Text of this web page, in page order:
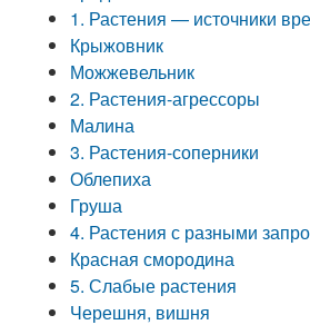
1. Растения — источники
Крыжовник
Можжевельник
2. Растения-агрессоры
Малина
3. Растения-соперники
Облепиха
Груша
4. Растения с разными
Красная смородина
5. Слабые растения
Черешня, вишня